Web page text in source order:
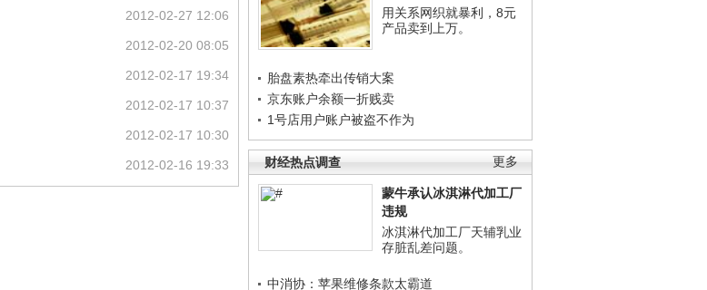
用关系网织就暴利，8元
产品卖到上万。
胎盘素热牵出传销大案
京东账户余额一折贱卖
1号店用户账户被盗不作为
更多
财经热点调查
蒙牛承认冰淇淋代加工厂
违规
冰淇淋代加工厂天辅乳业
存脏乱差问题。
中消协：苹果维修条款太霸道
2012-02-27 12:06
2012-02-20 08:05
2012-02-17 19:34
2012-02-17 10:37
2012-02-17 10:30
2012-02-16 19:33